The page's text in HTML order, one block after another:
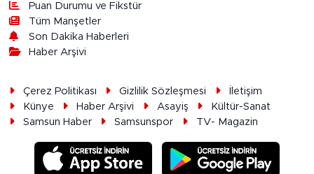
Puan Durumu ve Fikstür
Tüm Manşetler
Son Dakika Haberleri
Haber Arşivi
Çerez Politikası Gizlilik Sözleşmesi
İletişim
Künye
Haber Arşivi Asayiş
Kültür-Sanat
Samsun Haber
Samsunspor TV- Magazin